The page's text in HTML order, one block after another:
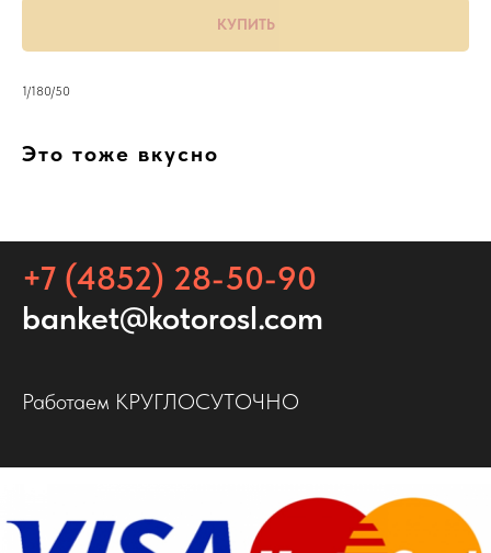
КУПИТЬ
1/180/50
Это тоже вкусно
+7 (4852) 28-50-90
banket@kotorosl.com
Работаем КРУГЛОСУТОЧНО